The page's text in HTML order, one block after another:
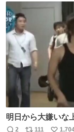
ト
数
明日から大嫌いな
2 111